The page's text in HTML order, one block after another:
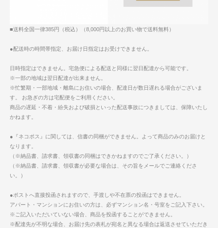
■送料全国一律385円（税込）（8,000円以上のお買い物で送料無料）
●配送時の時間帯指定、お届け日指定はお受けできません。
日時指定はできません。宅急便による配送と同様に翌日配達から可能です。
※一部の地域は翌日配達が出来ません。
※忙繁期・一部地域・離島にお住いの場合、配達日が数日遅れる場合がございま
す。 お急ぎの方は宅配便をご利用ください。
商品の遅延・不着・紛失および破損といった配送事故につきましては、保障いたし
かねます。
●『ネコポス』に関しては、信書の同梱ができません。よって商品のみのお届けと
なります。
（※納品書、請求書、領収書の同梱はできかねますのでご了承ください。）
（※納品書、請求書、領収書が必要な場合は、その旨をメールでご連絡くださ
い。）
●ポストへ直接投函されますので、手渡しや不在票の投函はできません。
アパート・マンションにお住いの方は、必ずマンション名・号室をご記入下さい。
※ご記入いただいていない場合、商品を投函することができません。
※配達先が不明な場合、お届け先の表札が宛名と異なる場合は返送させていただき